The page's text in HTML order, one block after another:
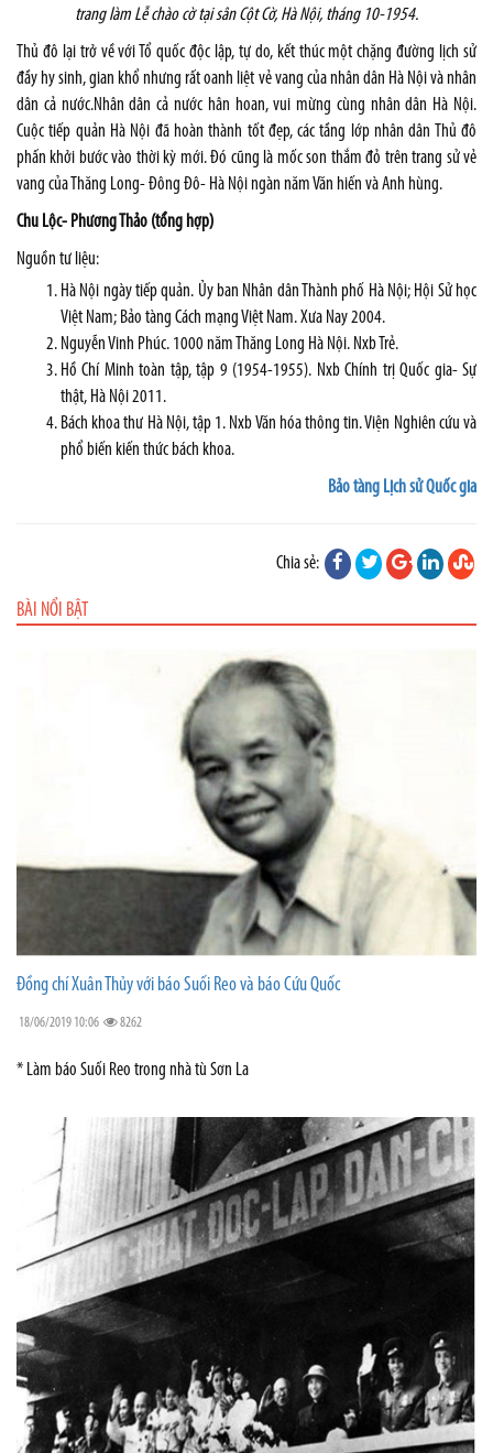
trang làm Lễ chào cờ tại sân Cột Cờ, Hà Nội, tháng 10-1954.
Thủ đô lại trở về với Tổ quốc độc lập, tự do, kết thúc một chặng đường lịch sử
đầy hy sinh, gian khổ nhưng rất oanh liệt vẻ vang của nhân dân Hà Nội và nhân
dân cả nước.Nhân dân cả nước hân hoan, vui mừng cùng nhân dân Hà Nội.
Cuộc tiếp quản Hà Nội đã hoàn thành tốt đẹp, các tầng lớp nhân dân Thủ đô
phấn khởi bước vào thời kỳ mới. Đó cũng là mốc son thắm đỏ trên trang sử vẻ
vang của Thăng Long- Đông Đô- Hà Nội ngàn năm Văn hiến và Anh hùng.
Chu Lộc- Phương Thảo (tổng hợp)
Nguồn tư liệu:
Hà Nội ngày tiếp quản. Ủy ban Nhân dân Thành phố Hà Nội; Hội Sử học
Việt Nam; Bảo tàng Cách mạng Việt Nam. Xưa Nay 2004.
Nguyễn Vinh Phúc. 1000 năm Thăng Long Hà Nội. Nxb Trẻ.
Hồ Chí Minh toàn tập, tập 9 (1954-1955). Nxb Chính trị Quốc gia- Sự
thật, Hà Nội 2011.
Bách khoa thư Hà Nội, tập 1. Nxb Văn hóa thông tin. Viện Nghiên cứu và
phổ biến kiến thức bách khoa.
Bảo tàng Lịch sử Quốc gia
Chia sẻ:
BÀI NỔI BẬT
Đồng chí Xuân Thủy với báo Suối Reo và báo Cứu Quốc
18/06/2019 10:06 8262
* Làm báo Suối Reo trong nhà tù Sơn La